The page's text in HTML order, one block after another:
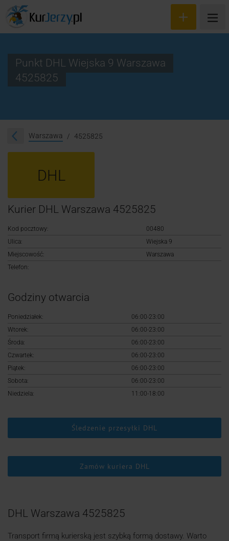
Śledzenie przesyłki
Punkt DHL Wiejska 9 Warszawa
4525825
Warszawa 4525825
DHL
Kurier DHL Warszawa 4525825
Kod pocztowy:
00480
Ulica:
Wiejska 9
Miejscowość:
Warszawa
Telefon:
Godziny otwarcia
Poniedziałek:
06:00-23:00
Wtorek:
06:00-23:00
Środa:
06:00-23:00
Czwartek:
06:00-23:00
Piątek:
06:00-23:00
Sobota:
06:00-23:00
Niedziela:
11:00-18:00
Śledzenie przesyłki DHL
Zamów kuriera DHL
DHL Warszawa 4525825
Transport firmą kurierską jest szybką formą dostawy. Warto